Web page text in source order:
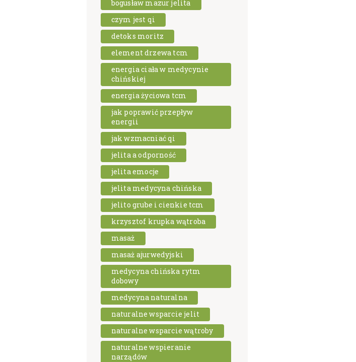
bogusław mazur jelita
czym jest qi
detoks moritz
element drzewa tcm
energia ciała w medycynie
chińskiej
energia życiowa tcm
jak poprawić przepływ
energii
jak wzmacniać qi
jelita a odporność
jelita emocje
jelita medycyna chińska
jelito grube i cienkie tcm
krzysztof krupka wątroba
masaż
masaż ajurwedyjski
medycyna chińska rytm
dobowy
medycyna naturalna
naturalne wsparcie jelit
naturalne wsparcie wątroby
naturalne wspieranie
narządów